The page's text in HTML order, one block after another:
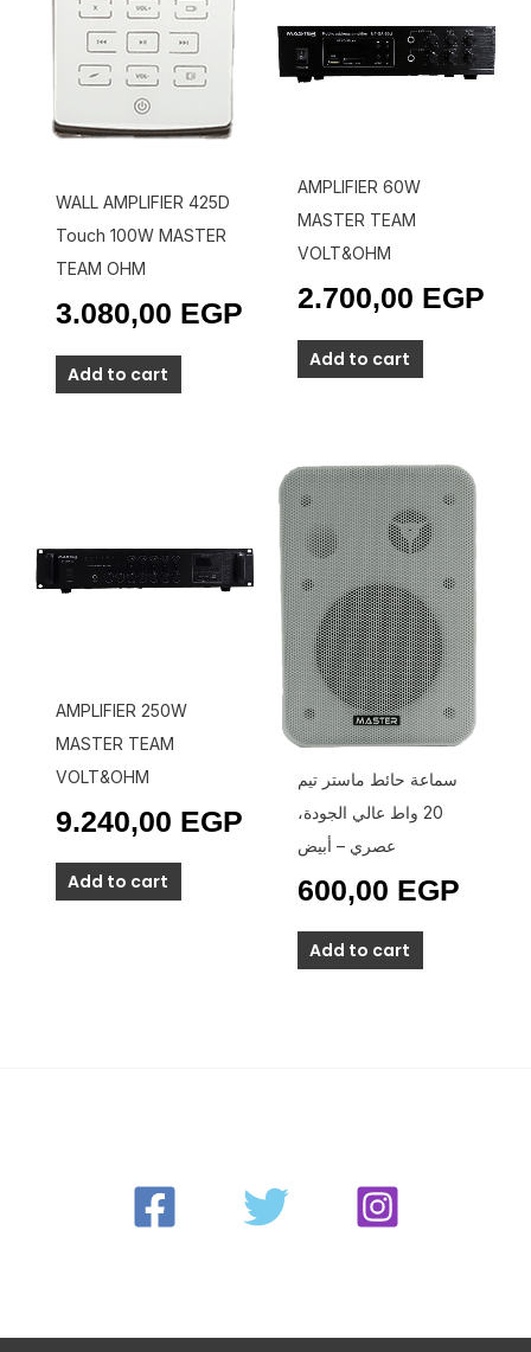
WALL AMPLIFIER 425D
Touch 100W MASTER
TEAM OHM
3.080,00 EGP
Add to cart
AMPLIFIER 60W
MASTER TEAM
VOLT&OHM
2.700,00 EGP
Add to cart
AMPLIFIER 250W
MASTER TEAM
VOLT&OHM
9.240,00 EGP
Add to cart
سماعة حائط ماستر تيم
20 واط عالي الجودة،
عصري – أبيض
600,00 EGP
Add to cart